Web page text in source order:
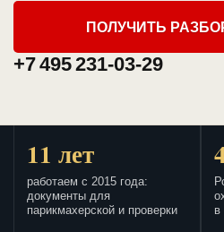
ПОЛУЧИТЬ
+7 495 231-03-29
11 лет
работаем с 2015 года:
документы для
парикмахерской и проверки
в